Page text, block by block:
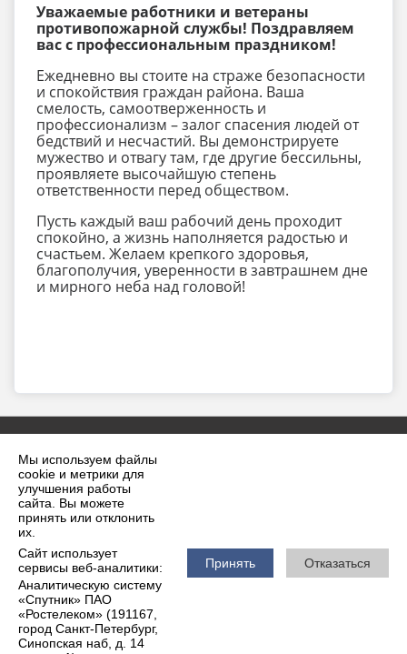
Мы используем файлы
cookie и метрики для
улучшения работы
сайта. Вы можете
принять или отклонить
их.
Сайт использует
сервисы веб-аналитики:
Аналитическую систему
«Спутник» ПАО
«Ростелеком» (191167,
город Санкт-Петербург,
Синопская наб, д. 14
Принять Отказаться
Уважаемые работники и ветераны
противопожарной службы! Поздравляем
вас с профессиональным праздником!
Ежедневно вы стоите на страже безопасности
и спокойствия граждан района. Ваша
смелость, самоотверженность и
профессионализм – залог спасения людей от
бедствий и несчастий. Вы демонстрируете
мужество и отвагу там, где другие бессильны,
проявляете высочайшую степень
ответственности перед обществом.
Пусть каждый ваш рабочий день проходит
спокойно, а жизнь наполняется радостью и
счастьем. Желаем крепкого здоровья,
благополучия, уверенности в завтрашнем дне
и мирного неба над головой!
2026 г. krilovskaya.ru
Вход
Карта сайта
Политика обработки персональных данных
Сделано на KubCMS
Разработка и поддержка